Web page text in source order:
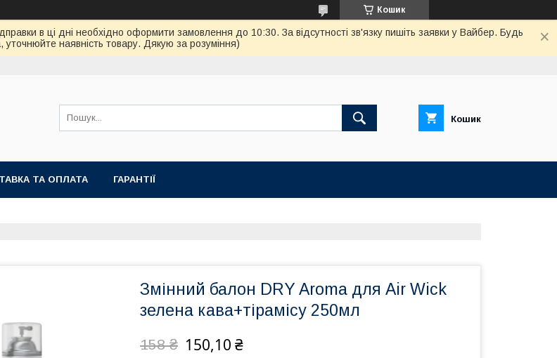
Кошик
в ці дні необхідно оформити замовлення до 10:30. За відсутності зв'язку пишіть заявки у Вайбер. Будь
уточнюйте наявність товару. Дякую за розуміння)
Кошик
ТА ОПЛАТА ГАРАНТІЇ
Змінний балон DRY Aroma для Air Wick
зелена кава+тірамісу 250мл
158 ₴ 150,10 ₴